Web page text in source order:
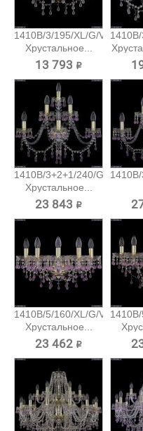
1410B/3/195/XL/G/V0300
Хрустальное...
13 793 ₽
1410B/3+2+1/240/G/V7010
Хрустальное...
23 843 ₽
1410B/5/160/XL/G/V7010
Хрустальное...
23 462 ₽